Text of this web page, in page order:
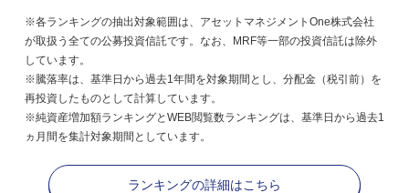
※各ランキングの抽出対象範囲は、アセットマネジメントOne株式会社
が取扱う全ての公募投資信託です。なお、MRF等一部の投資信託は除外
しています。
※騰落率は、基準日から過去1年間を対象期間とし、分配金（税引前）を
再投資したものとして計算しています。
※純資産増加額ランキングとWEB閲覧数ランキングは、基準日から過去1
ヵ月間を集計対象期間としています。
ランキングの詳細はこちら